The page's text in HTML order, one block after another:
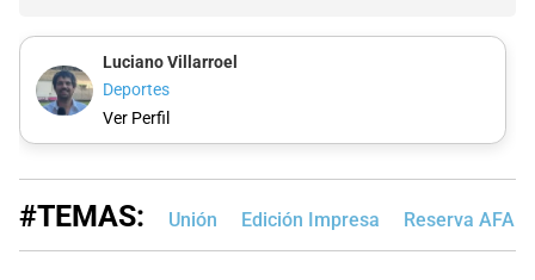
Luciano Villarroel
Deportes
Ver Perfil
#TEMAS: Unión Edición Impresa Reserva AFA